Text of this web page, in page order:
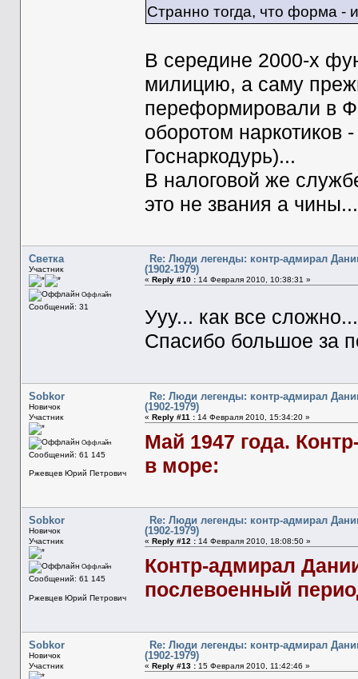
Странно тогда, что форма -
В середине 2000-х
милицию, а саму
переформировали в
оборотом наркотиков
Госнаркодурь)...
В налоговой же
это не звания а чины...
Светка
Участник
Оффлайн
Сообщений: 31
Re: Люди легенды: контр-адмирал
(1902-1979)
« Reply #10 :14 Февраля 2010, 10:38:31 »
Ууу... как все
Спасибо большое за
Sobkor
Новичок
Участник
Оффлайн
Сообщений: 61 145
Ржевцев Юрий Петрович
Re: Люди легенды: контр-адмирал
(1902-1979)
« Reply #11 :14 Февраля 2010, 15:34:20 »
Май 1947 года.
в море:
Sobkor
Новичок
Участник
Оффлайн
Сообщений: 61 145
Ржевцев Юрий Петрович
Re: Люди легенды: контр-адмирал
(1902-1979)
« Reply #12 :14 Февраля 2010, 18:08:50 »
Контр-адмирал
послевоенный
Sobkor
Новичок
Участник
Re: Люди легенды: контр-адмирал
(1902-1979)
« Reply #13 :15 Февраля 2010, 11:42:46 »